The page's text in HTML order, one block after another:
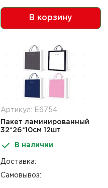
В корзину
Артикул: Е6754
Пакет ламинированный
32*26*10см 12шт
В наличии
Доставка:
Самовывоз: